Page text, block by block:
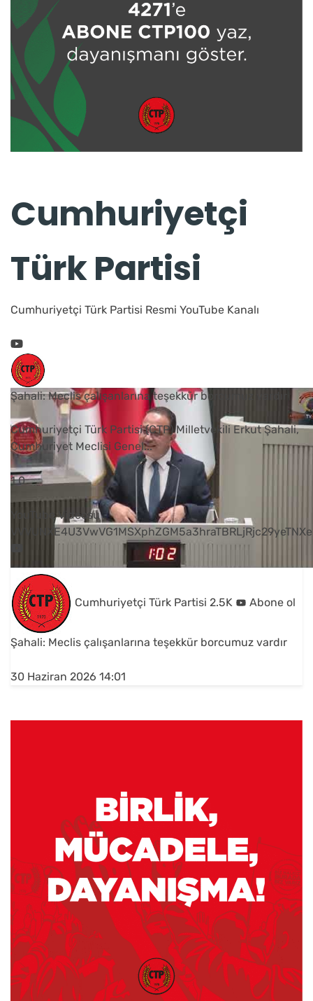
Cumhuriyetçi
Türk Partisi
Cumhuriyetçi Türk Partisi Resmi YouTube Kanalı
Şahali: Meclis çalışanlarına teşekkür borcumuz vardır
Cumhuriyetçi Türk Partisi (CTP) Milletvekili Erkut Şahali,
Cumhuriyet Meclisi Genel...
1 0
YouTube Videosu
Cumhuriyetçi Türk Partisi 2.5K Abone ol
Şahali: Meclis çalışanlarına teşekkür borcumuz vardır
30 Haziran 2026 14:01